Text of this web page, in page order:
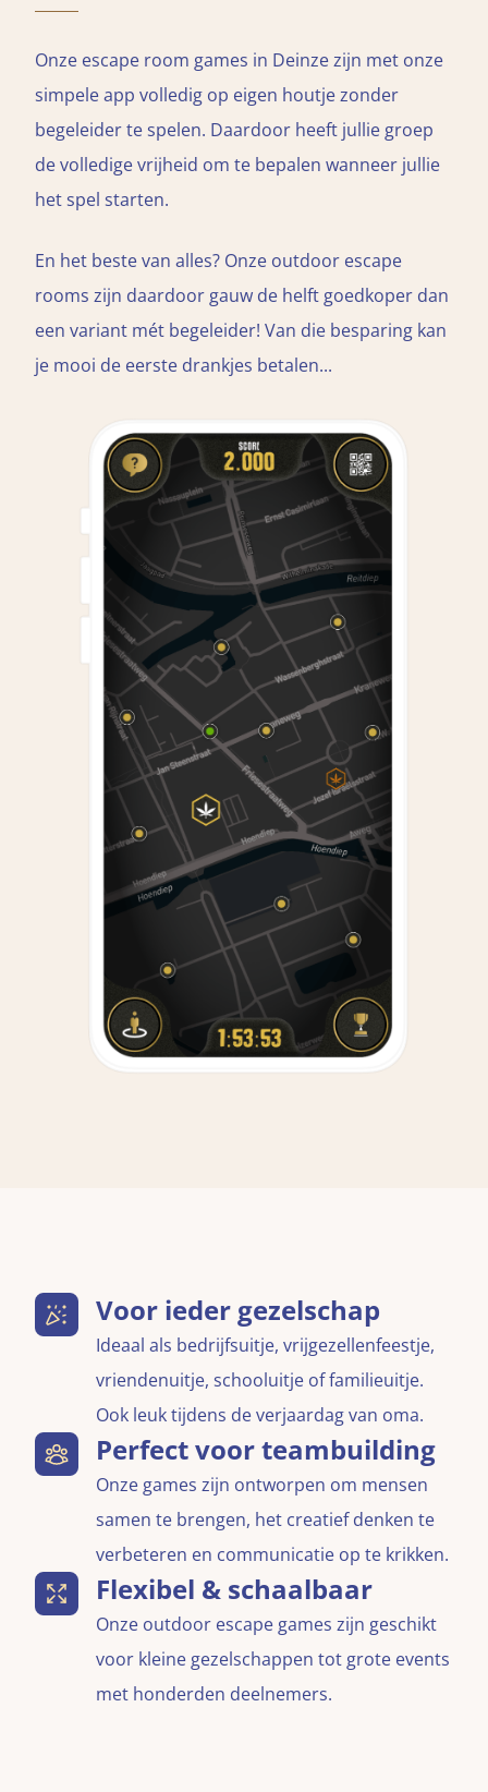
Onze escape room games in Deinze zijn met onze
simpele app volledig op eigen houtje zonder
begeleider te spelen. Daardoor heeft jullie groep
de volledige vrijheid om te bepalen wanneer jullie
het spel starten.
En het beste van alles? Onze outdoor escape
rooms zijn daardoor gauw de helft goedkoper dan
een variant mét begeleider! Van die besparing kan
je mooi de eerste drankjes betalen...
Voor ieder gezelschap
Ideaal als bedrijfsuitje, vrijgezellenfeestje,
vriendenuitje, schooluitje of familieuitje.
Ook leuk tijdens de verjaardag van oma.
Perfect voor teambuilding
Onze games zijn ontworpen om mensen
samen te brengen, het creatief denken te
verbeteren en communicatie op te krikken.
Flexibel & schaalbaar
Onze outdoor escape games zijn geschikt
voor kleine gezelschappen tot grote events
met honderden deelnemers.